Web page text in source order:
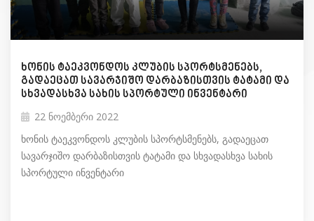
ხონის ტაეკვონდოს კლუბის სპორტსმენებს,
გადაეცათ სავარჯიშო დარბაზისთვის ტატამი და
სხვადასხვა სახის სპორტული ინვენტარი
22 ნოემბერი 2022
ხონის ტაეკვონდოს კლუბის სპორტსმენებს, გადაეცათ
სავარჯიშო დარბაზისთვის ტატამი და სხვადასხვა სახის
სპორტული ინვენტარი